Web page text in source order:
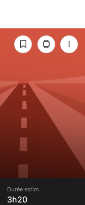
Durée estim.
3h20